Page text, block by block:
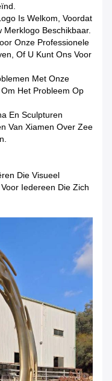
Is Welkom, Voordat
Merklogo Beschikbaar.
Onze Professionele
Of U Kunt Ons Voor
Met Onze
Het Probleem Op
En Sculpturen
Van Xiamen Over Zee
Die Visueel
Iedereen Die Zich